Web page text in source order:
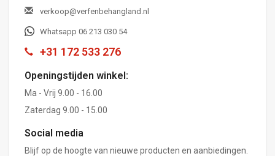
verkoop@verfenbehangland.nl
Whatsapp 06 213 030 54
+31 172 533 276
Openingstijden winkel:
Ma - Vrij 9.00 - 16.00
Zaterdag 9.00 - 15.00
Social media
Blijf op de hoogte van nieuwe producten en aanbiedingen.